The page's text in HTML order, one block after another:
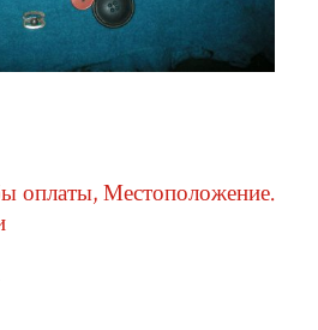
оплаты, Местоположение.